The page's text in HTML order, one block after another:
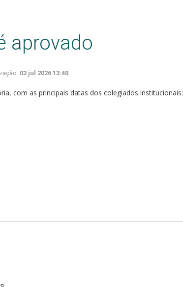
aprovado
03 jul 2026 13:40
com as principais datas dos colegiados institucionais: